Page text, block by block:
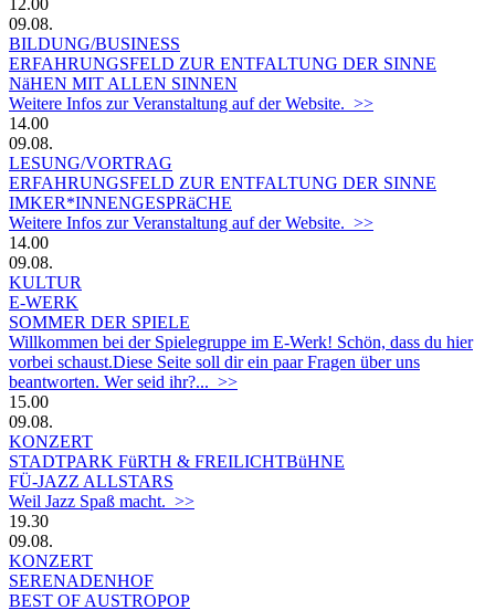
09.08.
BILDUNG/BUSINESS
ERFAHRUNGSFELD ZUR ENTFALTUNG DER SINNE
NäHEN MIT ALLEN SINNEN
Weitere Infos zur Veranstaltung auf der Website. >>
14.00
09.08.
LESUNG/VORTRAG
ERFAHRUNGSFELD ZUR ENTFALTUNG DER SINNE
IMKER*INNENGESPRäCHE
Weitere Infos zur Veranstaltung auf der Website. >>
14.00
09.08.
KULTUR
E-WERK
SOMMER DER SPIELE
Willkommen bei der Spielegruppe im E-Werk! Schön, dass du hier
vorbei schaust.Diese Seite soll dir ein paar Fragen über uns
beantworten. Wer seid ihr?... >>
15.00
09.08.
KONZERT
STADTPARK FüRTH & FREILICHTBüHNE
FÜ-JAZZ ALLSTARS
Weil Jazz Spaß macht. >>
19.30
09.08.
KONZERT
SERENADENHOF
BEST OF AUSTROPOP